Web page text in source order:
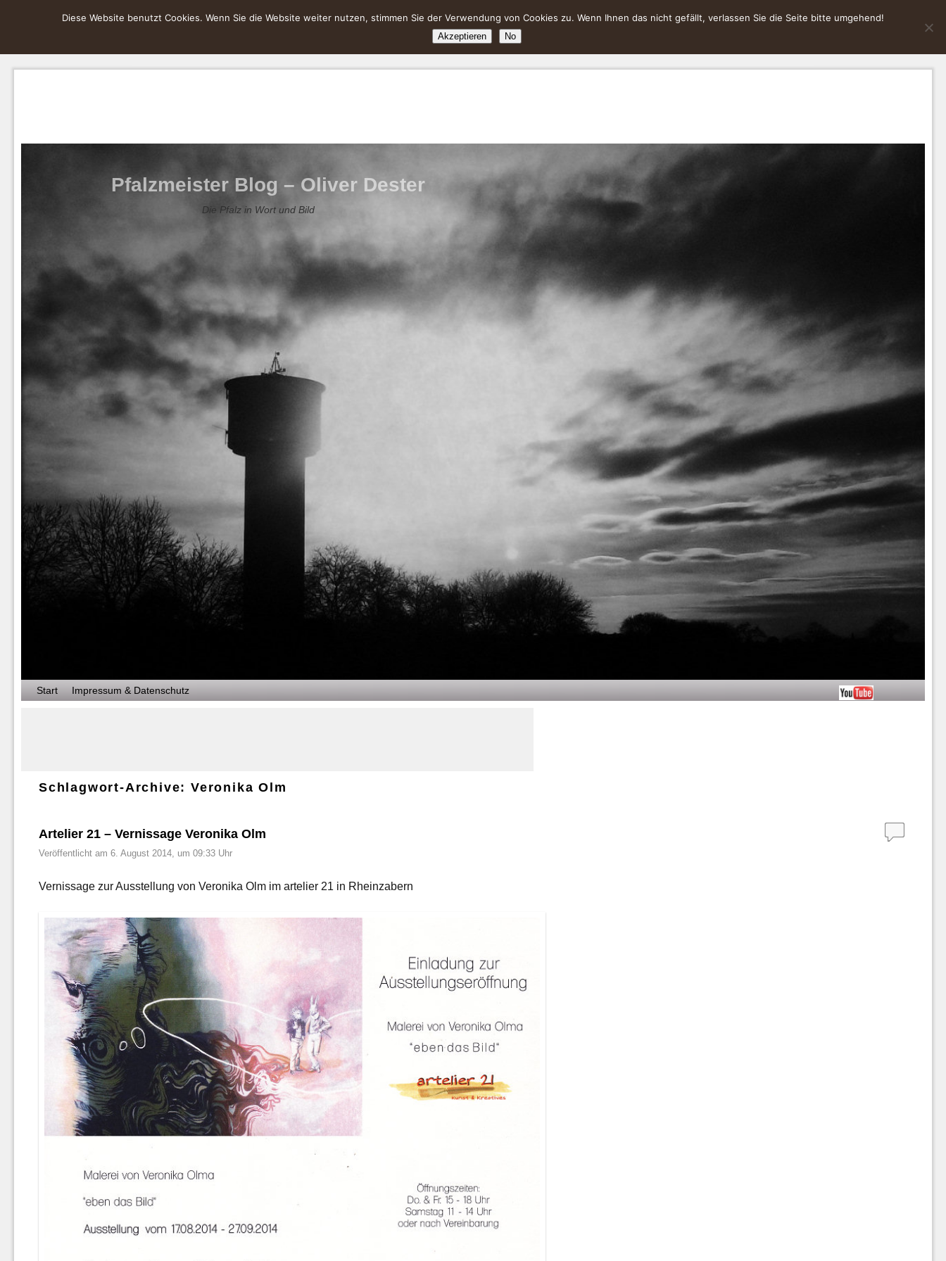
Pfalzmeister Blog – Oliver Dester
Die Pfalz in Wort und Bild
Zum Inhalt wechseln
Zum sekundären Inhalt wechseln
Start Impressum & Datenschutz
Schlagwort-Archive:Veronika Olm
Artelier 21 – Vernissage Veronika Olm
Veröffentlicht am 6. August 2014, um 09:33 Uhr
Vernissage zur Ausstellung von Veronika Olm im artelier 21 in Rheinzabern
Diese Website benutzt Cookies. Wenn Sie die Website weiter nutzen, stimmen Sie der Verwendung von Cookies zu. Wenn Ihnen das nicht gefällt, verlassen Sie die Seite bitte umgehend!
Akzeptieren No